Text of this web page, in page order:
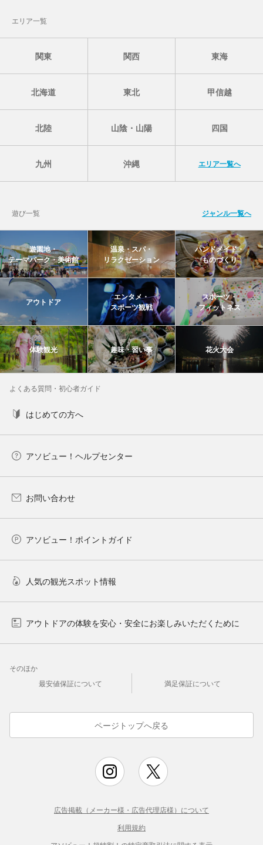
エリア一覧
関東 関西 東海
北海道 東北 甲信越
北陸 山陰・山陽 四国
九州 沖縄 エリア一覧へ
遊び一覧 ジャンル一覧へ
遊園地・
テーマパーク・美術館
温泉・スパ・
リラクゼーション
ハンドメイド・
ものづくり
アウトドア
エンタメ・
スポーツ観戦
スポーツ・
フィットネス
体験観光 趣味・習い事 花火大会
よくある質問・初心者ガイド
はじめての方へ
アソビュー！ヘルプセンター
お問い合わせ
アソビュー！ポイントガイド
人気の観光スポット情報
アウトドアの体験を安心・安全にお楽しみいただくために
そのほか
最安値保証について
満足保証について
ページトップへ戻る
広告掲載（メーカー様・広告代理店様）について
利用規約